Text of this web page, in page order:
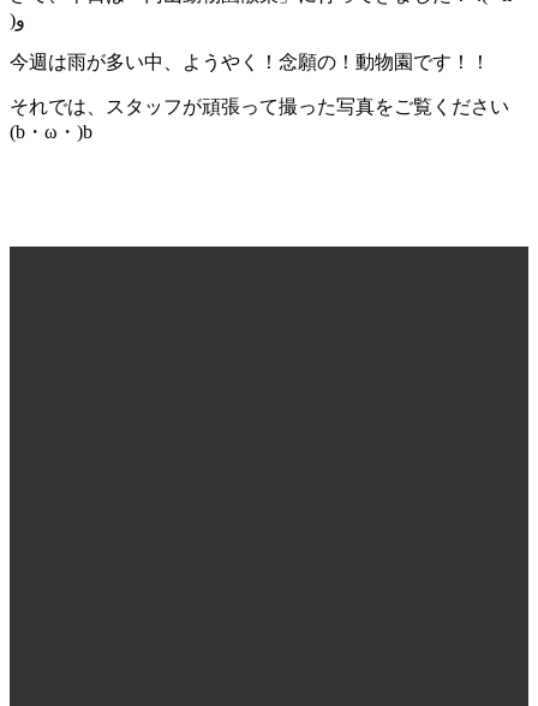
)و
今週は雨が多い中、ようやく！念願の！動物園です！！
それでは、スタッフが頑張って撮った写真をご覧ください
(b・ω・)b